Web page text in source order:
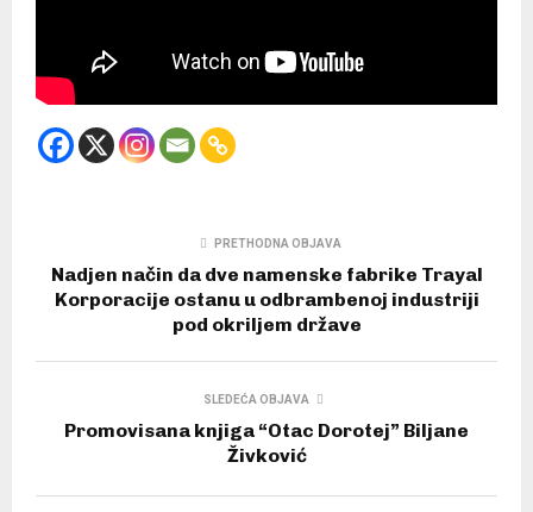
PRETHODNA OBJAVA
Nadjen način da dve namenske fabrike Trayal
Korporacije ostanu u odbrambenoj industriji
pod okriljem države
SLEDEĆA OBJAVA
Promovisana knjiga “Otac Dorotej” Biljane
Živković